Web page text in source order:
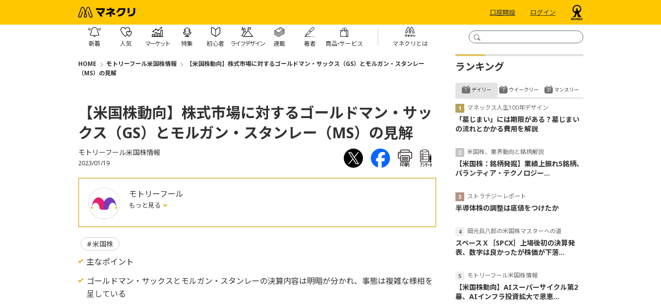
口座開設 ログイン
新着 人気 マーケット 特集 初心者 ライフデザイン 連載 著者 商品・サービス マネクリとは
HOME モトリーフール米国株情報
【米国株動向】株式市場に対するゴールドマン・サックス（GS）とモルガン・スタンレー
（MS）の見解
【米国株動向】株式市場に対するゴールドマン・サッ
クス（GS）とモルガン・スタンレー（MS）の見解
モトリーフール米国株情報
2023/01/19 印刷 ｱﾝｹｰﾄ
モトリーフール
もっと見る
米国株
主なポイント
ゴールドマン・サックスとモルガン・スタンレーの決算内容は明暗が分かれ、事態は複雑な様相を
呈している
ランキング
デイリー
マネックス人生100年デザイン
「墓じまい」には期限がある？墓じまい
の流れとかかる費用を解説
米国株、業界動向と銘柄解説
【米国株：銘柄発掘】業績上振れ5銘柄、
パランティア・テクノロジー...
ストラテジーレポート
半導体株の調整は底値をつけたか
岡元兵八郎の米国株マスターへの道
スペースＸ［SPCX］上場後初の決算発
表、数字は良かったが株価が下落...
モトリーフール米国株情報
【米国株動向】AIスーパーサイクル第2
幕、AIインフラ投資拡大で恩恵...
ウイークリー マンスリー